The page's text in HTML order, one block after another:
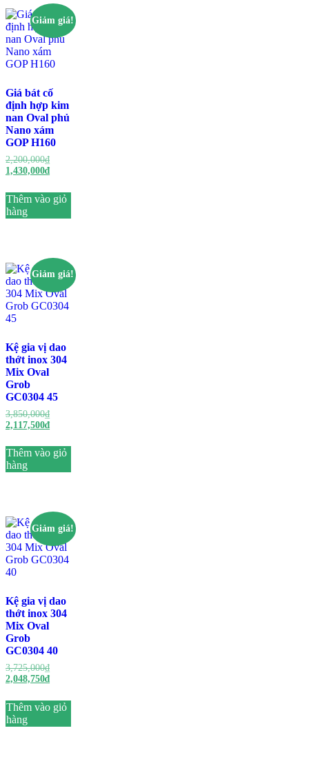
Giảm giá!
Giá bát cố
định hợp kim
nan Oval phủ
Nano xám
GOP H160
2,200,000₫
1,430,000₫
Thêm vào giỏ
hàng
Giảm giá!
Kệ gia vị dao
thớt inox 304
Mix Oval
Grob
GC0304 45
3,850,000₫
2,117,500₫
Thêm vào giỏ
hàng
Giảm giá!
Kệ gia vị dao
thớt inox 304
Mix Oval
Grob
GC0304 40
3,725,000₫
2,048,750₫
Thêm vào giỏ
hàng